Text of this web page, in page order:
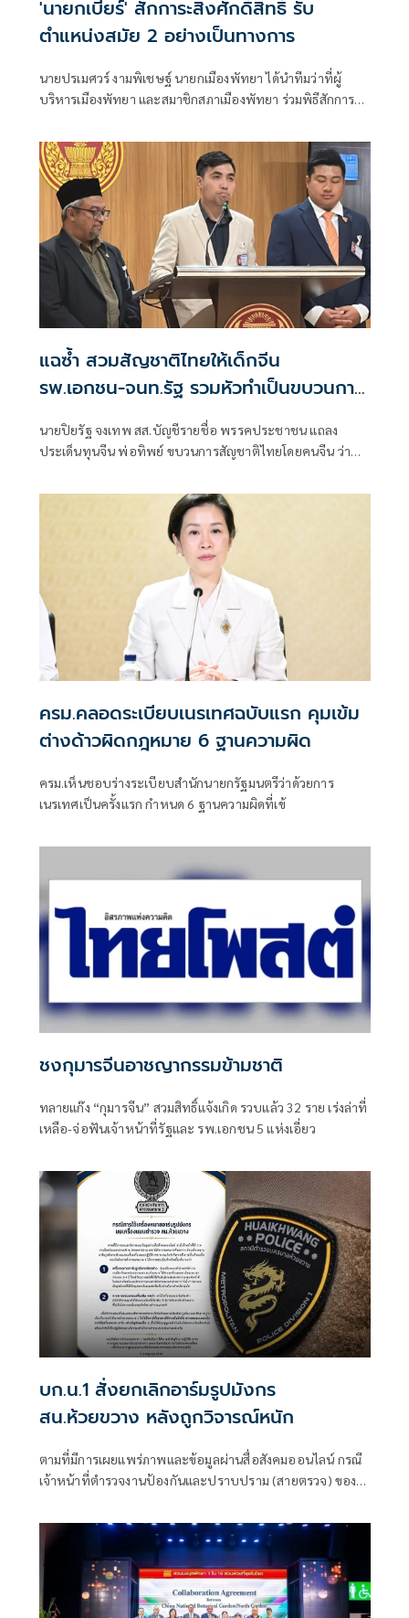
'นายกเบียร์' สักการะสิ่งศักดิ์สิทธิ์ รับ
ตำแหน่งสมัย 2 อย่างเป็นทางการ
นายปรเมศวร์ งามพิเชษฐ์ นายกเมืองพัทยา ได้นำทีมว่าที่ผู้
บริหารเมืองพัทยา และสมาชิกสภาเมืองพัทยา ร่วมพิธีสักการะ
แฉซ้ำ สวมสัญชาติไทยให้เด็กจีน
รพ.เอกชน-จนท.รัฐ รวมหัวทำเป็นขบวนการ
นายปิยรัฐ จงเทพ สส.บัญชีรายชื่อ พรรคประชาชน แถลง
ประเด็นทุนจีน พ่อทิพย์ ขบวนการสัญชาติไทยโดยคนจีน ว่า
ของระบบราชการไทย และระบบสาธารณสุขของไทย รวมถึง
กระบวนการได้มาซึ่งสัญชา
ครม.คลอดระเบียบเนรเทศฉบับแรก คุมเข้ม
ต่างด้าวผิดกฎหมาย 6 ฐานความผิด
ครม.เห็นชอบร่างระเบียบสำนักนายกรัฐมนตรีว่าด้วยการ
เนรเทศเป็นครั้งแรก กำหนด 6 ฐานความผิดที่เข้
ชงกุมารจีนอาชญากรรมข้ามชาติ
ทลายแก๊ง “กุมารจีน” สวมสิทธิ์แจ้งเกิด รวบแล้ว 32 ราย เร่งล่าที่
เหลือ-จ่อฟันเจ้าหน้าที่รัฐและ รพ.เอกชน 5 แห่งเอี่ยว
บก.น.1 สั่งยกเลิกอาร์มรูปมังกร
สน.ห้วยขวาง หลังถูกวิจารณ์หนัก
ตามที่มีการเผยแพร่ภาพและข้อมูลผ่านสื่อสังคมออนไลน์ กรณี
เจ้าหน้าที่ตำรวจงานป้องกันและปราบปราม (สายตรวจ) ของ
บริเวณแขนเสื้อเครื่องแบบปฏิบัติราชการ จนเกิดข้อวิพากษ์
วิจารณ์ในสังคมนั้น